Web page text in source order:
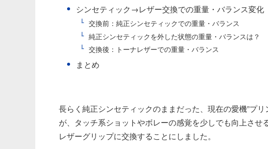
シンセティック→レザー交換での重量・バランス変化
交換前：純正シンセティックでの重量・バランス
純正シンセティックを外した状態の重量・バランスは？
交換後：トーナレザーでの重量・バランス
まとめ
長らく純正シンセティックのままだった、現在の愛機”プ
が、タッチ系ショットやボレーの感覚を少しでも向上させ
レザーグリップに交換することにしました。